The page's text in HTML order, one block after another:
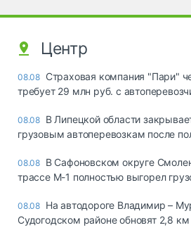
Центр
08.08 Страховая компания "Пари"
требует 29 млн руб. с
08.08 В Липецкой области
грузовым автоперевозкам после
08.08 В Сафоновском округе
трассе М-1 полностью выгорел
08.08 На автодороге Владимир –
Судогодском районе обновят 2,8 км